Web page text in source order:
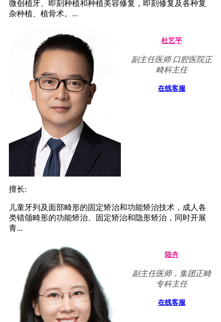
微创植牙、即刻种植和种植美容修复，即刻修复及各种复
杂种植、植骨术。...
杜艺平
副主任医师 口腔医院正
畸科主任
在线客服
擅长:
儿童牙列及面部畸形的固定矫治和功能矫治技术，成人各
类错颌畸形的功能矫治、固定矫治和隐形矫治，同时开展
青...
陆卉
副主任医师，集团正畸
专科主任
在线客服